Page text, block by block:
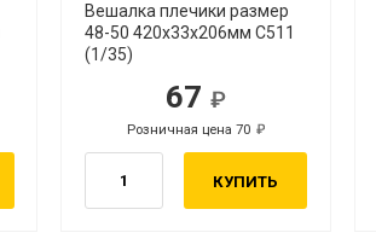
Вешалка плечики размер
48-50 420х33х206мм С511
(1/35)
67
Розничная цена 70
КУПИТЬ
руб.
руб.